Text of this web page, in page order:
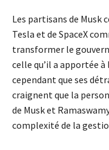
Les partisans de Musk
Tesla et de SpaceX
transformer le
celle qu’il a apportée
cependant que ses
craignent que la
de Musk et
complexité de la